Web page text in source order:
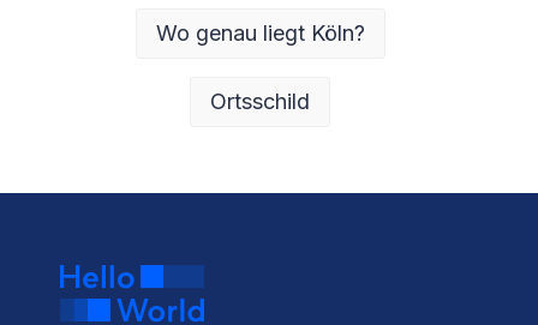
Wo genau liegt Köln?
Ortsschild